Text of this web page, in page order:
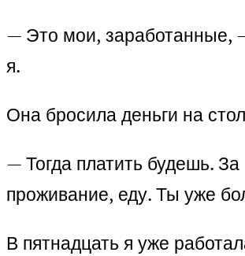
— Это мои, заработанные,
я.
Она бросила деньги на
— Тогда платить будешь. За
проживание, еду. Ты уже
В пятнадцать я уже